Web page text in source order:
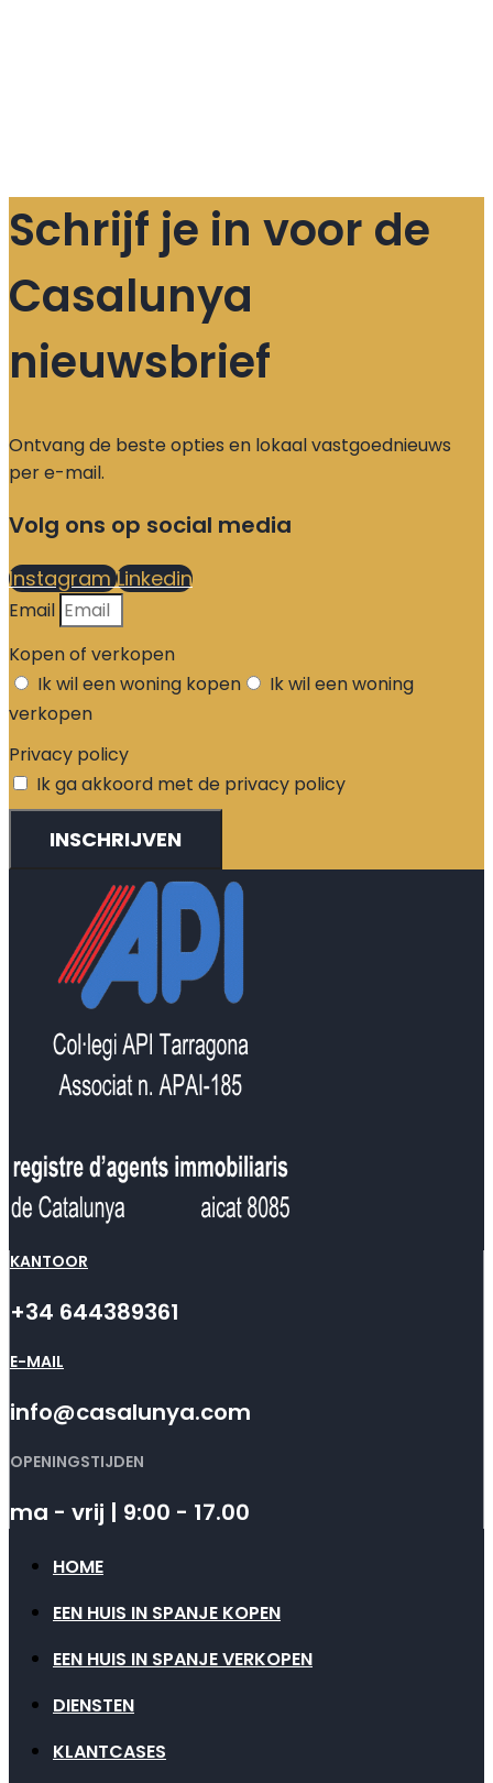
Schrijf je in voor de
Casalunya
nieuwsbrief
Ontvang de beste opties en lokaal vastgoednieuws
per e-mail.
Volg ons op social media
Instagram Linkedin
Email
Kopen of verkopen
Ik wil een woning kopen
Ik wil een woning
verkopen
Privacy policy
Ik ga akkoord met de privacy policy
INSCHRIJVEN
KANTOOR
+34 644389361
E-MAIL
info@casalunya.com
OPENINGSTIJDEN
ma - vrij | 9:00 - 17.00
HOME
EEN HUIS IN SPANJE KOPEN
EEN HUIS IN SPANJE VERKOPEN
DIENSTEN
KLANTCASES